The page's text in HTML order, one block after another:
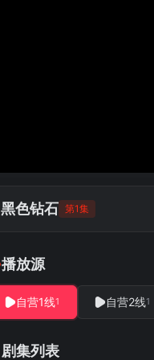
黑色钻石 第1集
播放源
自营1线1 自营2线1
剧集列表